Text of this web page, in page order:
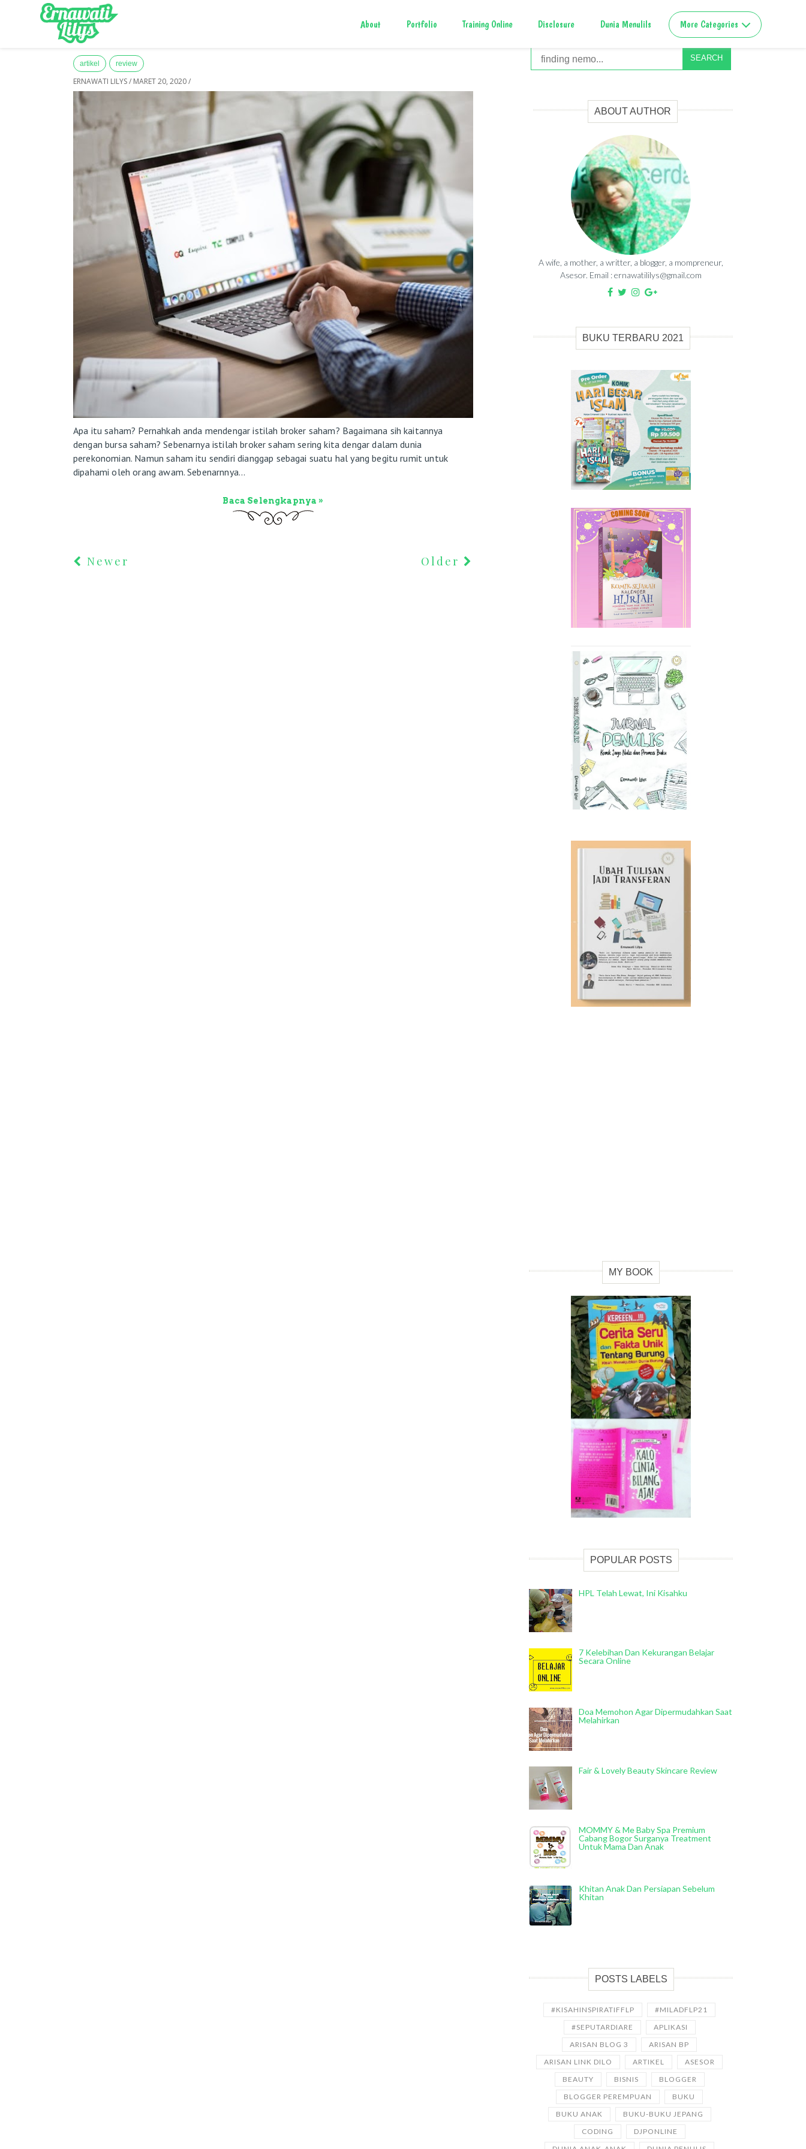
About Portfolio Training Online Disclosure Dunia Menulils More Categories
Home»
artikel review
ERNAWATI LILYS/ MARET 20, 2020/
Apa itu saham? Pernahkah anda mendengar istilah broker saham? Bagaimana sih kaitannya
dengan bursa saham? Sebenarnya istilah broker saham sering kita dengar dalam dunia
perekonomian. Namun saham itu sendiri dianggap sebagai suatu hal yang begitu rumit untuk
dipahami oleh orang awam. Sebenarnnya...
Baca Selengkapnya »
Newer Older
SEARCH
ABOUT AUTHOR
A wife, a mother, a writter, a blogger, a mompreneur,
Asesor. Email : ernawatililys@gmail.com
BUKU TERBARU 2021
MY BOOK
POPULAR POSTS
HPL Telah Lewat, Ini Kisahku
7 Kelebihan Dan Kekurangan Belajar
Secara Online
Doa Memohon Agar Dipermudahkan Saat
Melahirkan
Fair & Lovely Beauty Skincare Review
MOMMY & Me Baby Spa Premium
Cabang Bogor Surganya Treatment
Untuk Mama Dan Anak
Khitan Anak Dan Persiapan Sebelum
Khitan
POSTS LABELS
#KISAHINSPIRATIFFLP
#MILADFLP21
#SEPUTARDIARE
APLIKASI
ARISAN BLOG 3
ARISAN BP
ARISAN LINK DILO
ARTIKEL
ASESOR
BEAUTY
BISNIS
BLOGGER
BLOGGER PEREMPUAN
BUKU
BUKU ANAK
BUKU-BUKU JEPANG
CODING
DJPONLINE